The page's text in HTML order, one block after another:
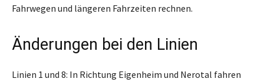
Fahrwegen und längeren Fahrzeiten rechnen.
Änderungen bei den Linien
Linien 1 und 8: In Richtung Eigenheim und Nerotal fahren